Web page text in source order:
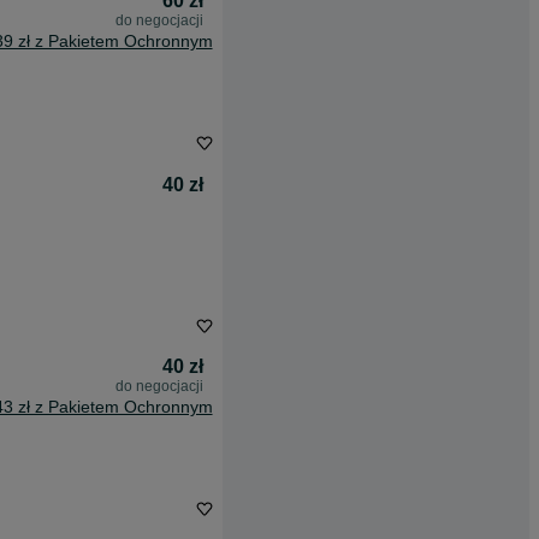
do negocjacji
zł z Pakietem Ochronnym
40 zł
40 zł
do negocjacji
zł z Pakietem Ochronnym